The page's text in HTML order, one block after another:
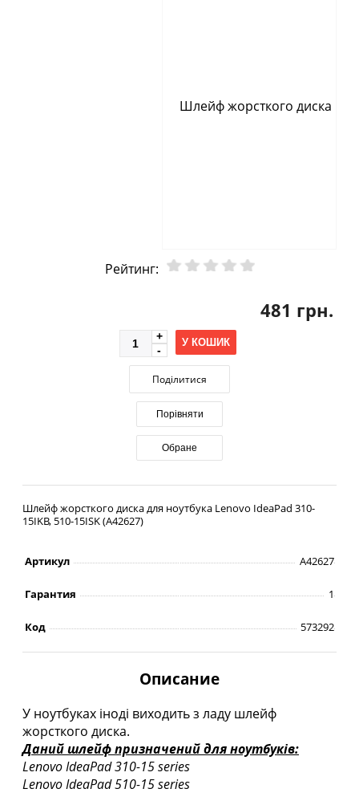
Рейтинг:
481 грн.
У КОШИК
Поділитися
Порівняти
Обране
Шлейф жорсткого диска для ноутбука Lenovo IdeaPad 310-
15IKB, 510-15ISK (A42627)
Артикул A42627
Гарантия 1
Код 573292
Описание
У ноутбуках іноді виходить з ладу шлейф
жорсткого диска.
Даний шлейф призначений для ноутбуків:
Lenovo IdeaPad 310-15 series
Lenovo IdeaPad 510-15 series